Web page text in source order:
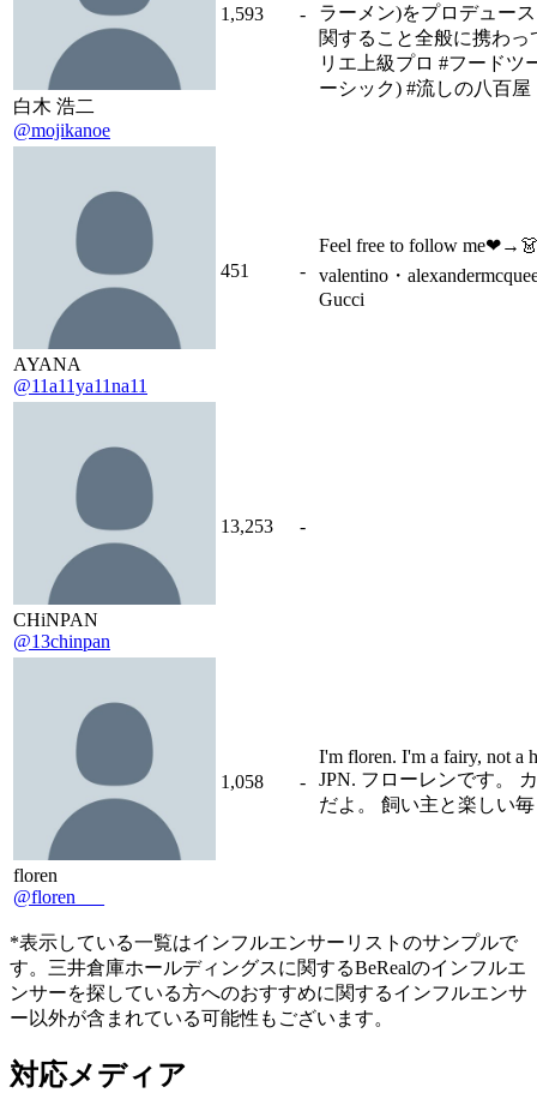
白木 浩二
@mojikanoe
1,593 -
ラーメン)をプロデュー
関すること全般に携わ
リエ上級プロ #フードツ
ーシック) #流しの八百屋
AYANA
@11a11ya11na11
451 -
Feel free to follow
valentino・
Gucci
CHiNPAN
@13chinpan
13,253 -
floren
@floren___
1,058 -
I'm floren. I'm a fairy, not a
JPN. フローレンです。
だよ。 飼い主と楽しい
*表示している一覧はインフルエンサーリストのサンプルで
す。三井倉庫ホールディングスに関するBeRealのインフルエ
ンサーを探している方へのおすすめに関するインフルエンサ
ー以外が含まれている可能性もございます。
対応メディア